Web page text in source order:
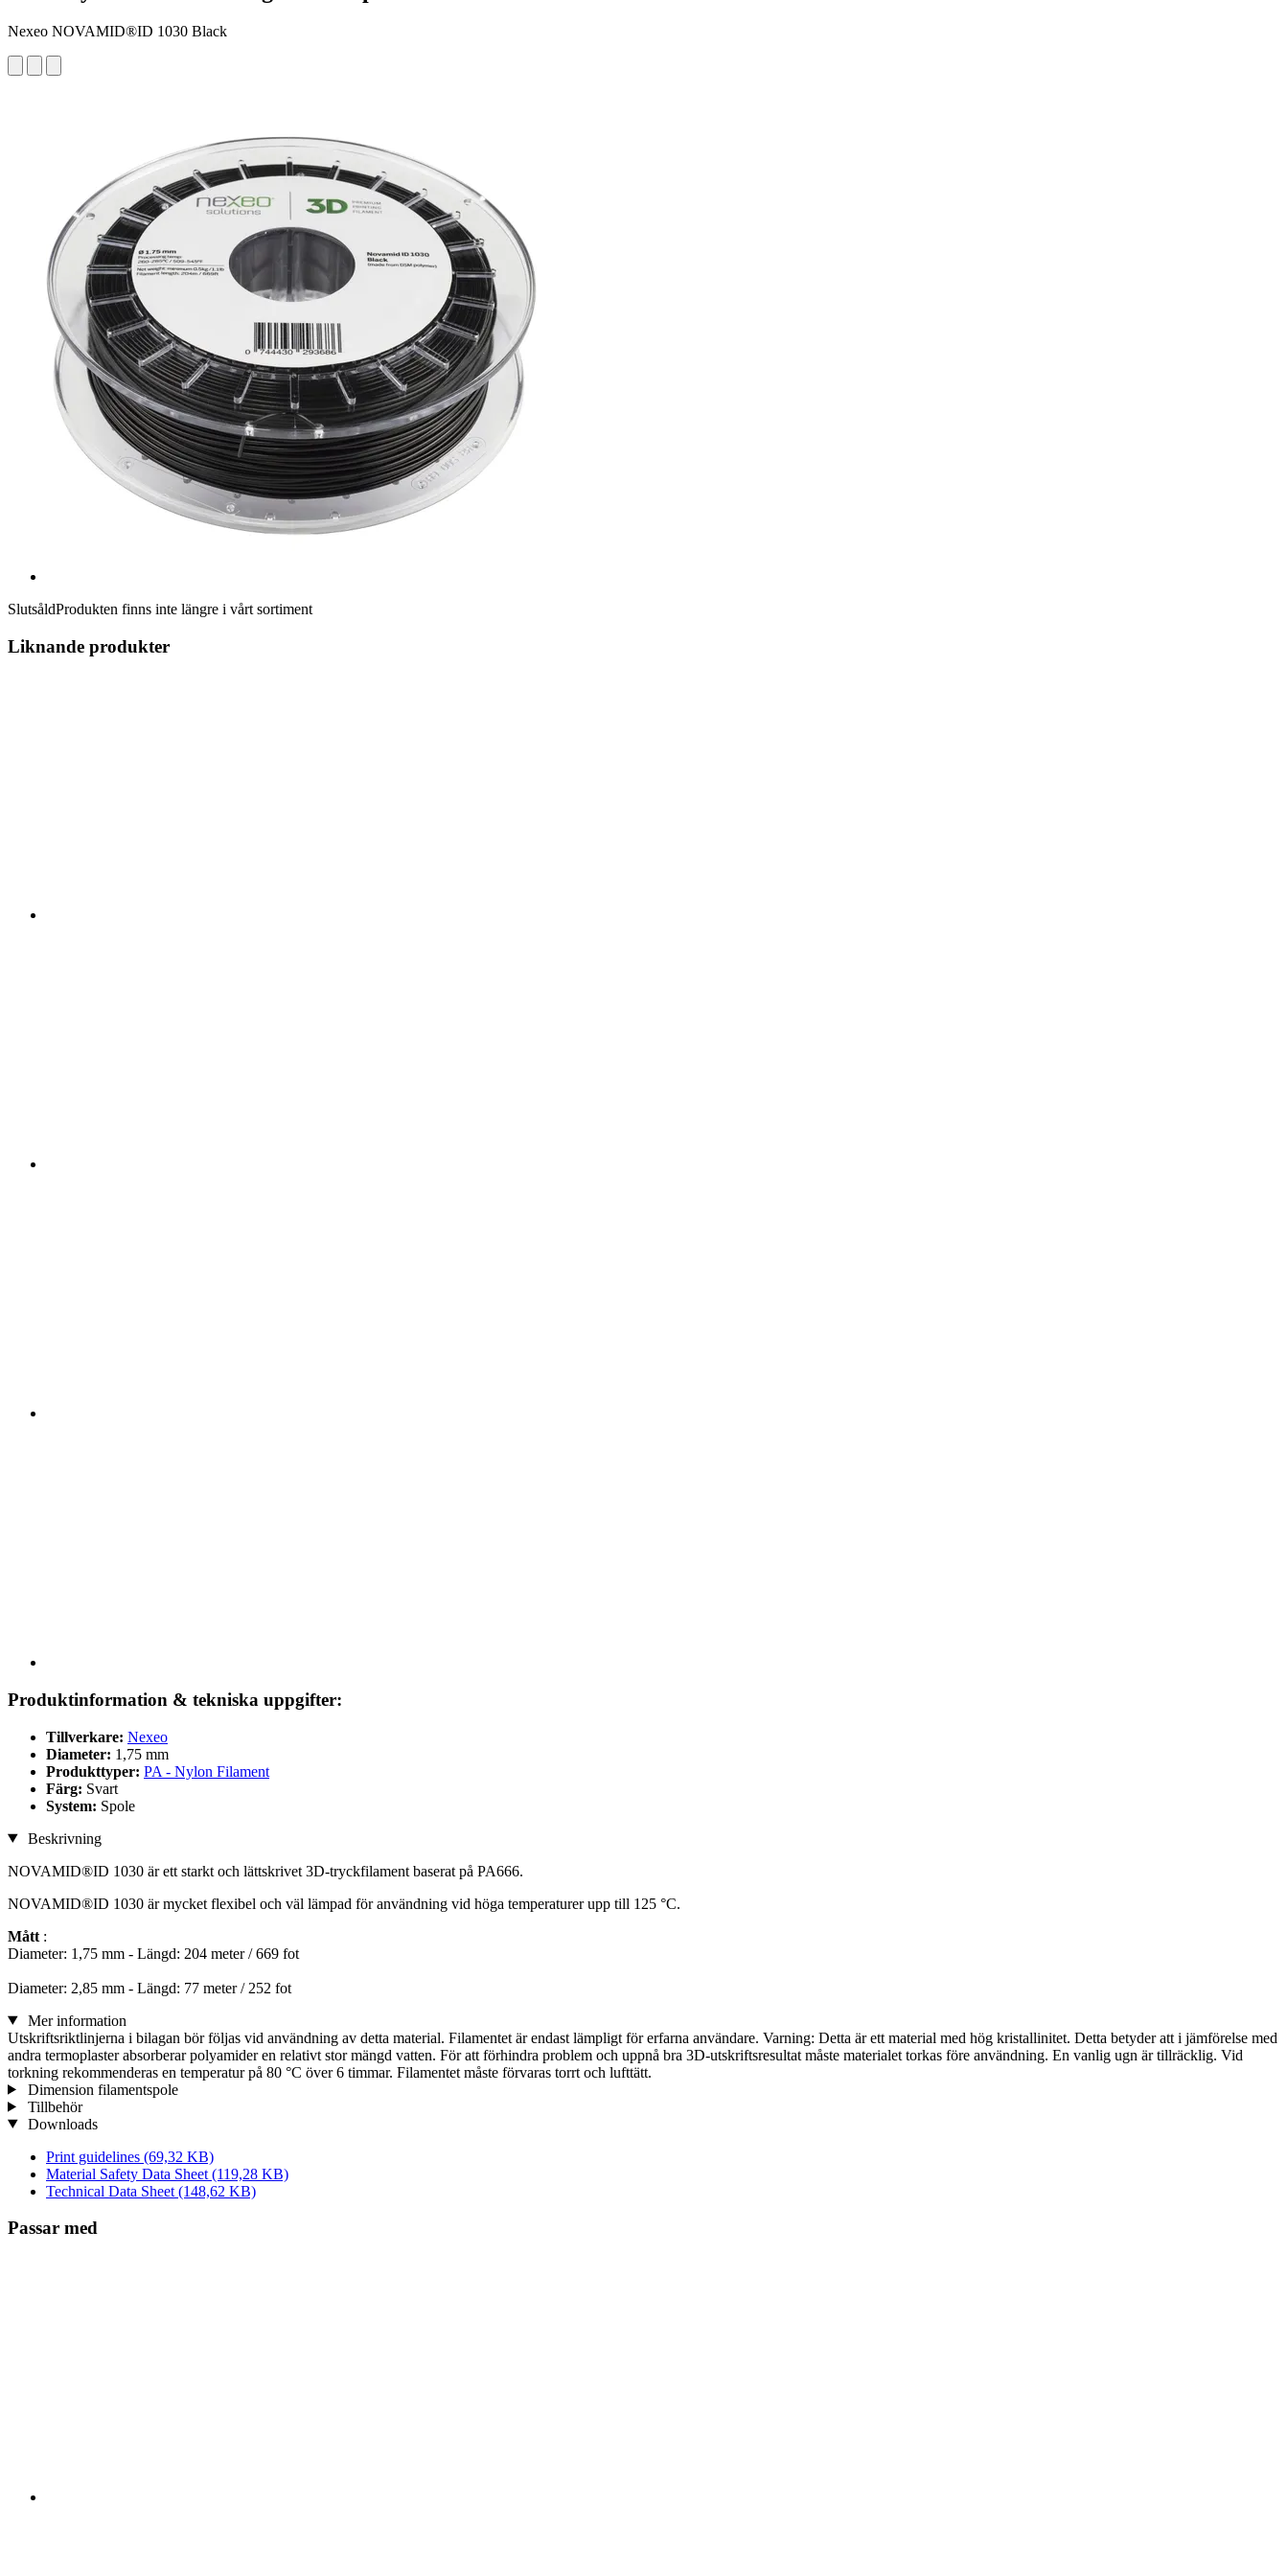
Nexeo NOVAMID®ID 1030 Black
SlutsåldProdukten finns inte längre i vårt sortiment
Liknande produkter
Produktinformation & tekniska uppgifter:
Tillverkare: Nexeo
Diameter: 1,75 mm
Produkttyper: PA - Nylon Filament
Färg: Svart
System: Spole
Beskrivning
NOVAMID®ID 1030 är ett starkt och lättskrivet 3D-tryckfilament baserat på PA666.
NOVAMID®ID 1030 är mycket flexibel och väl lämpad för användning vid höga temperaturer upp till 125 °C.
Mått :
Diameter: 1,75 mm - Längd: 204 meter / 669 fot
Diameter: 2,85 mm - Längd: 77 meter / 252 fot
Mer information
Utskriftsriktlinjerna i bilagan bör följas vid användning av detta material. Filamentet är endast lämpligt för erfarna användare. Varning: Detta är ett material med hög kristallinitet. Detta betyder att i jämförelse med
andra termoplaster absorberar polyamider en relativt stor mängd vatten. För att förhindra problem och uppnå bra 3D-utskriftsresultat måste materialet torkas före användning. En vanlig ugn är tillräcklig. Vid
torkning rekommenderas en temperatur på 80 °C över 6 timmar. Filamentet måste förvaras torrt och lufttätt.
Dimension filamentspole
Tillbehör
Downloads
Print guidelines (69,32 KB)
Material Safety Data Sheet (119,28 KB)
Technical Data Sheet (148,62 KB)
Passar med